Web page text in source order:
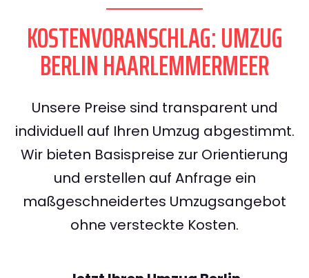
KOSTENVORANSCHLAG: UMZUG
BERLIN HAARLEMMERMEER
Unsere Preise sind transparent und
individuell auf Ihren Umzug abgestimmt.
Wir bieten Basispreise zur Orientierung
und erstellen auf Anfrage ein
maßgeschneidertes Umzugsangebot
ohne versteckte Kosten.